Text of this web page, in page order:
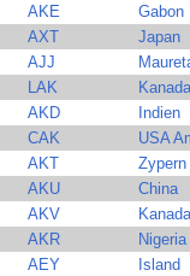
AKE
Gabon
AXT
Japan
AJJ
LAK
Kanada
AKD
Indien
CAK
USA
AKT
Zypern
AKU
China
AKV
Kanada
AKR
Nigeria
AEY
Island